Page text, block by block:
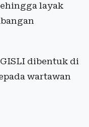
layak
dibentuk di
wartawan